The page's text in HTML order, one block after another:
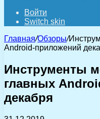
Войти
Switch skin
Главная/Обзоры/
Android-приложений
Инструменты
главных
декабря